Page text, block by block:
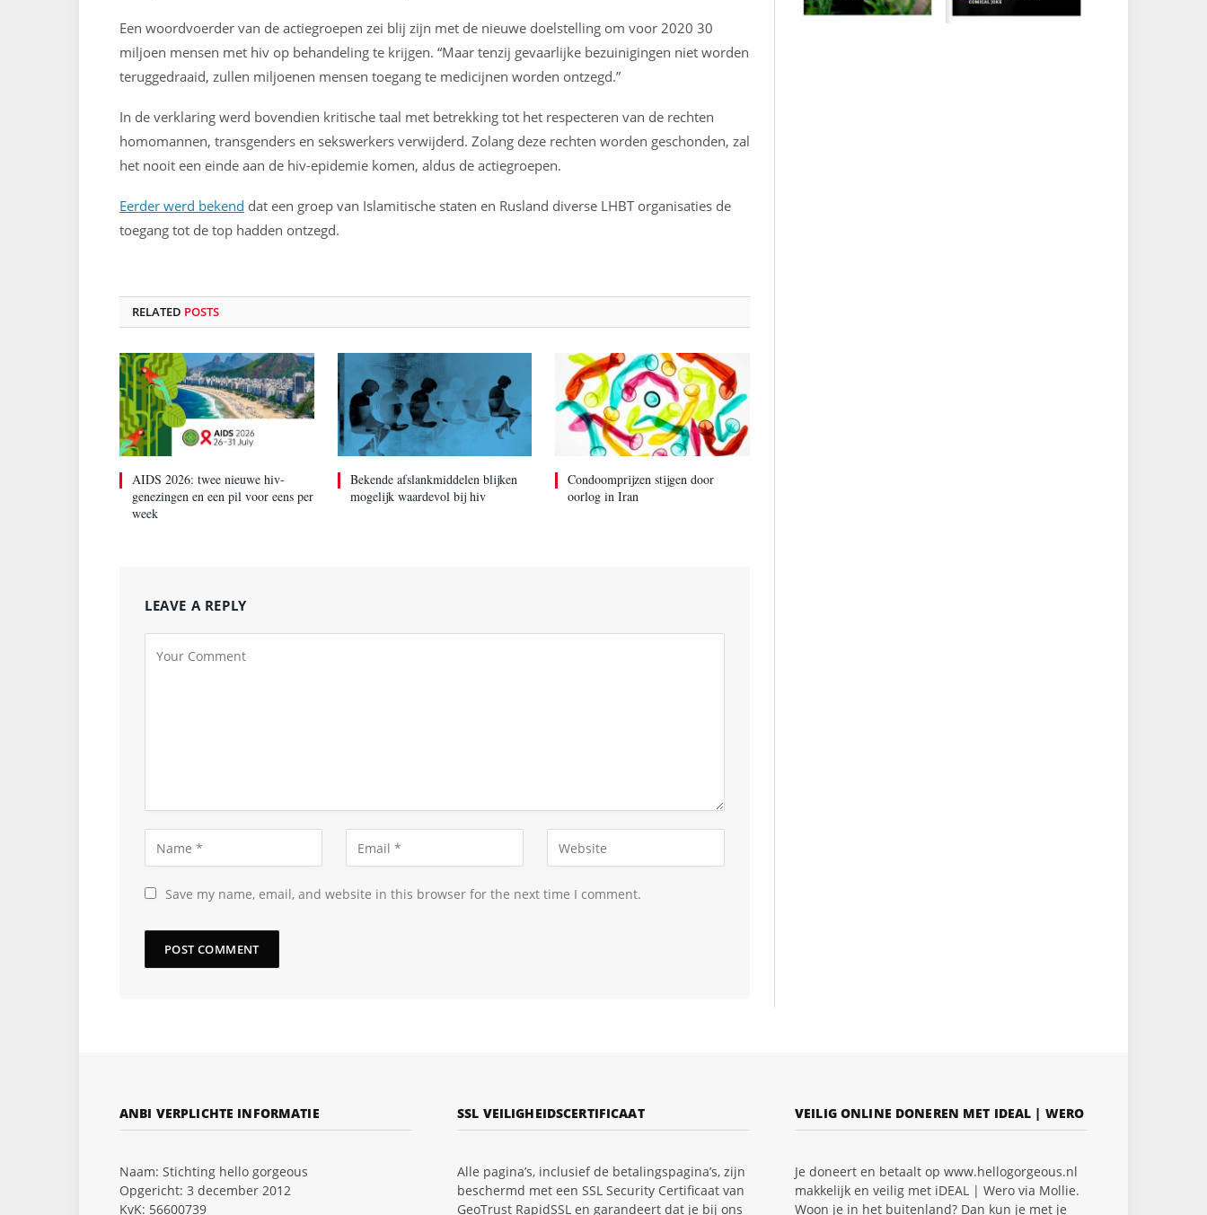
Een woordvoerder van de actiegroepen zei blij zijn met de nieuwe doelstelling om voor 2020 30
miljoen mensen met hiv op behandeling te krijgen. “Maar tenzij gevaarlijke bezuinigingen niet worden
teruggedraaid, zullen miljoenen mensen toegang te medicijnen worden ontzegd.”
In de verklaring werd bovendien kritische taal met betrekking tot het respecteren van de rechten
homomannen, transgenders en sekswerkers verwijderd. Zolang deze rechten worden geschonden, zal
het nooit een einde aan de hiv-epidemie komen, aldus de actiegroepen.
Eerder werd bekend dat een groep van Islamitische staten en Rusland diverse LHBT organisaties de
toegang tot de top hadden ontzegd.
RELATED POSTS
AIDS 2026: twee nieuwe hiv-
genezingen en een pil voor eens per
week
Bekende afslankmiddelen blijken
mogelijk waardevol bij hiv
Condoomprijzen stijgen door
oorlog in Iran
LEAVE A REPLY
Save my name, email, and website in this browser for the next time I comment.
ANBI VERPLICHTE INFORMATIE
Naam: Stichting hello gorgeous
Opgericht: 3 december 2012
KvK: 56600739
SSL VEILIGHEIDSCERTIFICAAT
Alle pagina’s, inclusief de betalingspagina’s, zijn
beschermd met een SSL Security Certificaat van
GeoTrust RapidSSL en garandeert dat je bij ons
VEILIG ONLINE DONEREN MET IDEAL | WERO
Je doneert en betaalt op www.hellogorgeous.nl
makkelijk en veilig met iDEAL | Wero via Mollie.
Woon je in het buitenland? Dan kun je met je
En ontvangt 1-3 keer per maand onze nieuwsbrief met nieuws
en leuke acties.
Nu inschrijven